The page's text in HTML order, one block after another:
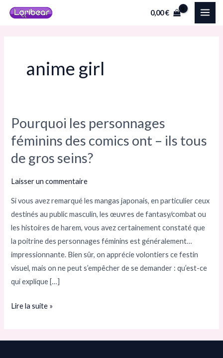
Aller
0,00€
anime girl​
Pourquoi les personnages
féminins des comics ont – ils tous
de gros seins?
Laisser un commentaire
Si vous avez remarqué les mangas japonais, en particulier ceux
destinés au public masculin, les œuvres de fantasy/combat ou
les histoires de harem, vous avez certainement constaté que
la poitrine des personnages féminins est généralement…
impressionnante. Bien sûr, on apprécie volontiers ce festin
visuel, mais on ne peut s’empêcher de se demander : qu’est-ce
qui explique […]
Pourquoi
les
personnages
féminins
ont
–
ils
tous
de
gros
seins?
Lire la suite »